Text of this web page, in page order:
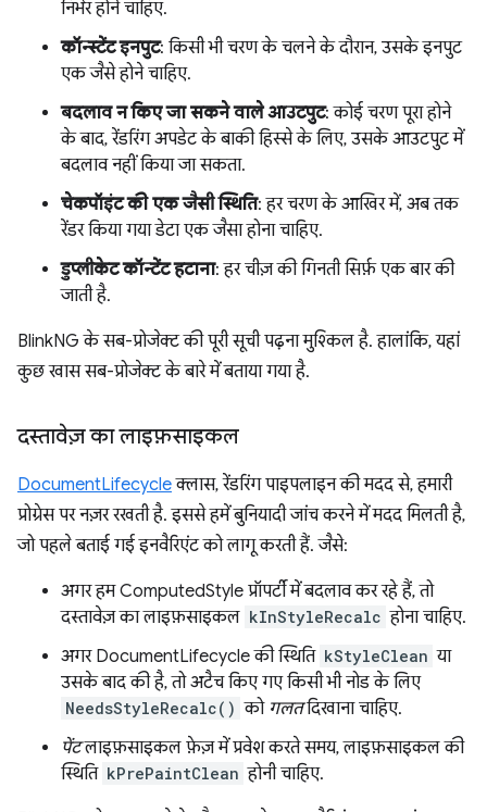
निर्भर होने चाहिए.
कॉन्स्टेंट इनपुट: किसी भी चरण के चलने के दौरान, उसके इनपुट
एक जैसे होने चाहिए.
बदलाव न किए जा सकने वाले आउटपुट: कोई चरण पूरा होने
के बाद, रेंडरिंग अपडेट के बाकी हिस्से के लिए, उसके आउटपुट में
बदलाव नहीं किया जा सकता.
चेकपॉइंट की एक जैसी स्थिति: हर चरण के आखिर में, अब तक
रेंडर किया गया डेटा एक जैसा होना चाहिए.
डुप्लीकेट कॉन्टेंट हटाना: हर चीज़ की गिनती सिर्फ़ एक बार की
जाती है.
BlinkNG के सब-प्रोजेक्ट की पूरी सूची पढ़ना मुश्किल है. हालांकि, यहां
कुछ खास सब-प्रोजेक्ट के बारे में बताया गया है.
दस्तावेज़ का लाइफ़साइकल
DocumentLifecycleक्लास, रेंडरिंग पाइपलाइन की मदद से, हमारी
प्रोग्रेस पर नज़र रखती है. इससे हमें बुनियादी जांच करने में मदद मिलती है,
जो पहले बताई गई इनवैरिएंट को लागू करती हैं. जैसे:
अगर हम ComputedStyle प्रॉपर्टी में बदलाव कर रहे हैं, तो
दस्तावेज़ का लाइफ़साइकल kInStyleRecalc होना चाहिए.
अगर DocumentLifecycle की स्थिति kStyleClean या
उसके बाद की है, तो अटैच किए गए किसी भी नोड के लिए
NeedsStyleRecalc() को गलतदिखाना चाहिए.
पेंटलाइफ़साइकल फ़ेज़ में प्रवेश करते समय, लाइफ़साइकल की
स्थिति kPrePaintClean होनी चाहिए.